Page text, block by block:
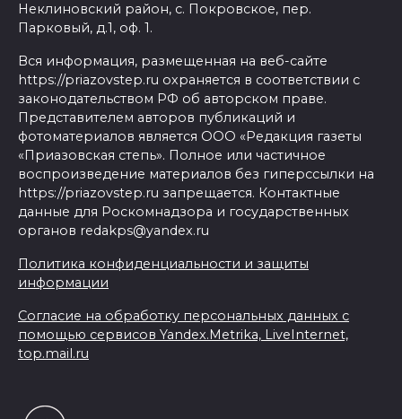
Неклиновский район, с. Покровское, пер.
Парковый, д.1, оф. 1.
Вся информация, размещенная на веб-сайте
https://priazovstep.ru охраняется в соответствии с
законодательством РФ об авторском праве.
Представителем авторов публикаций и
фотоматериалов является ООО «Редакция газеты
«Приазовская степь». Полное или частичное
воспроизведение материалов без гиперссылки на
https://priazovstep.ru запрещается. Контактные
данные для Роскомнадзора и государственных
органов redakps@yandex.ru
Политика конфиденциальности и защиты
информации
Согласие на обработку персональных данных с
помощью сервисов Yandex.Metrika, LiveInternet,
top.mail.ru